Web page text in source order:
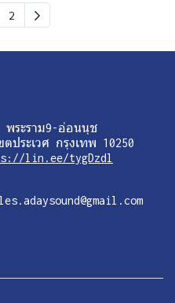
2
พระราม9-อ่อนนุช
ประเวศ กรุงเทพ 10250
lin.ee/tygDzdl